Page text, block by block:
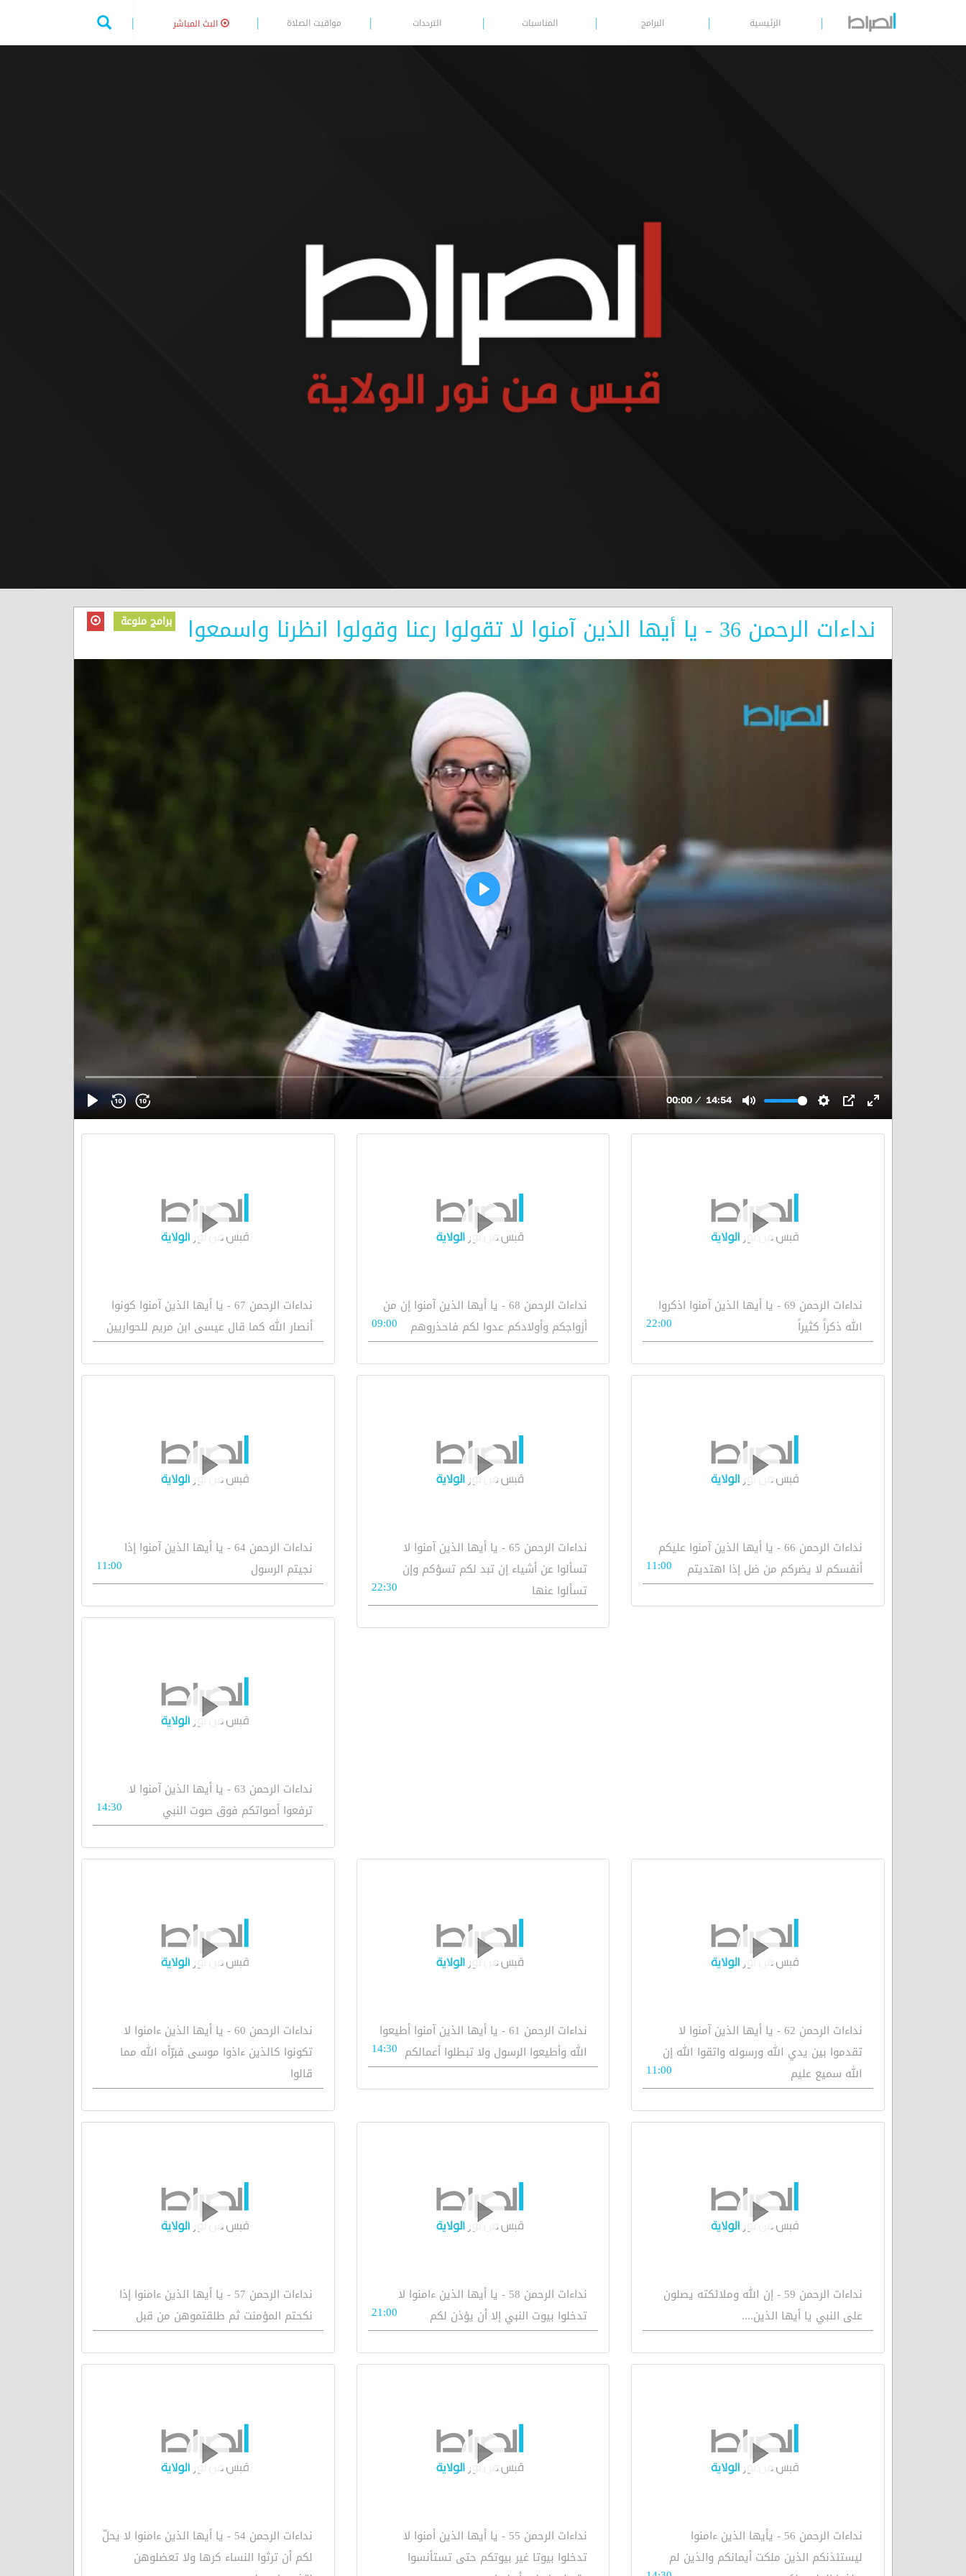
الرئيسية البرامج المناسبات الترددات مواقيت الصلاة البث المباشر
نداءات الرحمن 36 - يا أيها الذين آمنوا لا تقولوا رعنا وقولوا انظرنا واسمعوا برامج منوعة
نداءات الرحمن 69 - يا أيها الذين آمنوا اذكروا
الله ذكراً كثيراً
22:00
نداءات الرحمن 68 - يا أيها الذين آمنوا إن من
أزواجكم وأولادكم عدوا لكم فاحذروهم
09:00
نداءات الرحمن 67 - يا أيها الذين آمنوا كونوا
أنصار الله كما قال عيسى ابن مريم للحواريين
نداءات الرحمن 66 - يا أيها الذين آمنوا عليكم
أنفسكم لا يضركم من ضل إذا اهتديتم
11:00
نداءات الرحمن 65 - يا أيها الذين آمنوا لا
تسألوا عن أشياء إن تبد لكم تسؤكم وإن
تسألوا عنها
22:30
نداءات الرحمن 64 - يا أيها الذين آمنوا إذا
نجيتم الرسول
11:00
نداءات الرحمن 63 - يا أيها الذين آمنوا لا
ترفعوا أصواتكم فوق صوت النبي
14:30
نداءات الرحمن 62 - يا أيها الذين آمنوا لا
تقدموا بين يدي الله ورسوله واتقوا الله إن
الله سميع عليم
11:00
نداءات الرحمن 61 - يا أيها الذين آمنوا أطيعوا
الله وأطيعوا الرسول ولا تبطلوا أعمالكم 14:30
نداءات الرحمن 60 - يا أيها الذين ءامنوا لا
تكونوا كالذين ءاذوا موسى فبرّأه الله مما
قالوا
نداءات الرحمن 59 - إن الله وملائكته يصلون
على النبي يا أيها الذين....
نداءات الرحمن 58 - يا أيها الذين ءامنوا لا
تدخلوا بيوت النبي إلا أن يؤذن لكم
21:00
نداءات الرحمن 57 - يا أيها الذين ءامنوا إذا
نكحتم المؤمنت ثم طلقتموهن من قبل
نداءات الرحمن 56 - يأيها الذين ءامنوا
ليستئذنكم الذين ملكت أيمانكم والذين لم
نداءات الرحمن 55 - يا أيها الذين أمنوا لا
تدخلوا بيوتا غير بيوتكم حتى تستأنسوا
نداءات الرحمن 54 - يا أيها الذين ءامنوا لا يحلّ
لكم أن ترثوا النساء كرها ولا تعضلوهن